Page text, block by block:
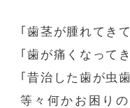
｢歯茎が腫れてき
｢歯が痛くなって
｢昔治した歯が虫
等々何かお困り